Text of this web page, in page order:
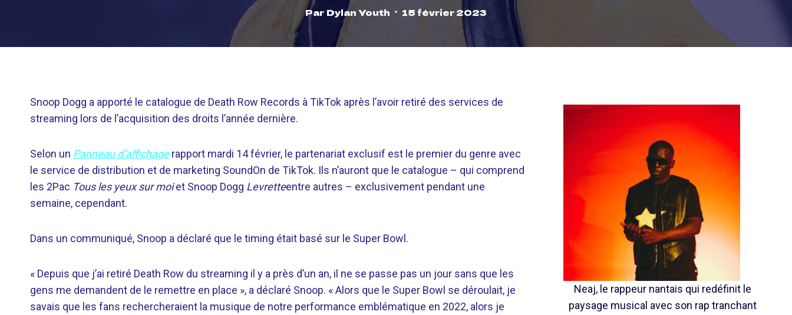
Par Dylan Youth 15 février 2023
Snoop Dogg a apporté le catalogue de Death Row Records à TikTok après l’avoir retiré des services de
streaming lors de l’acquisition des droits l’année dernière.
Selon un Panneau d’affichagerapport mardi 14 février, le partenariat exclusif est le premier du genre avec
le service de distribution et de marketing SoundOn de TikTok. Ils n’auront que le catalogue – qui comprend
les 2Pac Tous les yeux sur moiet Snoop Dogg Levretteentre autres – exclusivement pendant une
semaine, cependant.
Dans un communiqué, Snoop a déclaré que le timing était basé sur le Super Bowl.
« Depuis que j’ai retiré Death Row du streaming il y a près d’un an, il ne se passe pas un jour sans que les
gens me demandent de le remettre en place », a déclaré Snoop. « Alors que le Super Bowl se déroulait, je
savais que les fans rechercheraient la musique de notre performance emblématique en 2022, alors je
Neaj, le rappeur nantais qui redéfinit le
paysage musical avec son rap tranchant